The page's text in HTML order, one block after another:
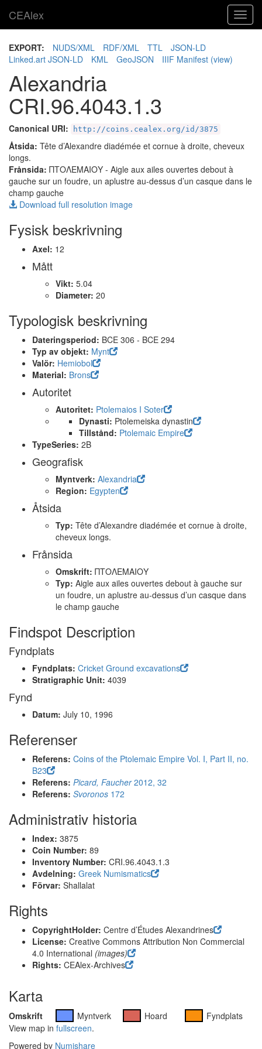
CEAlex
EXPORT: NUDS/XML RDF/XML TTL
JSON-LD
Linked.art JSON-LD
KML GeoJSON IIIF Manifest (view)
Alexandria
CRI.96.4043.1.3
Canonical URI: http://coins.cealex.org/id/3875
Åtsida: Tête d’Alexandre diadémée et cornue à droite, cheveux
longs.
Frånsida: ΠΤΟΛΕΜΑΙΟΥ - Aigle aux ailes ouvertes debout à
gauche sur un foudre, un aplustre au-dessus d’un casque dans le
champ gauche
Download full resolution image
Fysisk beskrivning
Axel: 12
Mått
Vikt: 5.04
Diameter: 20
Typologisk beskrivning
Dateringsperiod: BCE 306 - BCE 294
Typ av objekt: Mynt
Valör: Hemiobol
Material: Brons
Autoritet
Autoritet: Ptolemaios I Soter
Dynasti: Ptolemeiska dynastin
Tillstånd: Ptolemaic Empire
TypeSeries: 2B
Geografisk
Myntverk: Alexandria
Region: Egypten
Åtsida
Typ: Tête d’Alexandre diadémée et cornue à droite,
cheveux longs.
Frånsida
Omskrift: ΠΤΟΛΕΜΑΙΟΥ
Typ: Aigle aux ailes ouvertes debout à gauche sur
un foudre, un aplustre au-dessus d’un casque dans
le champ gauche
Findspot Description
Fyndplats
Fyndplats: Cricket Ground excavations
Stratigraphic Unit: 4039
Fynd
Datum: July 10, 1996
Referenser
Referens: Coins of the Ptolemaic Empire Vol. I, Part II, no.
B23
Referens: Picard, Faucher2012, 32
Referens: Svoronos 172
Administrativ historia
Index: 3875
Coin Number: 89
Inventory Number: CRI.96.4043.1.3
Avdelning: Greek Numismatics
Förvar: Shallalat
Rights
CopyrightHolder: Centre d’Études Alexandrines
License: Creative Commons Attribution Non Commercial
4.0 International (images)
Rights: CEAlex-Archives
Karta
Omskrift Myntverk Hoard
Fyndplats
View map in fullscreen.
Powered by Numishare